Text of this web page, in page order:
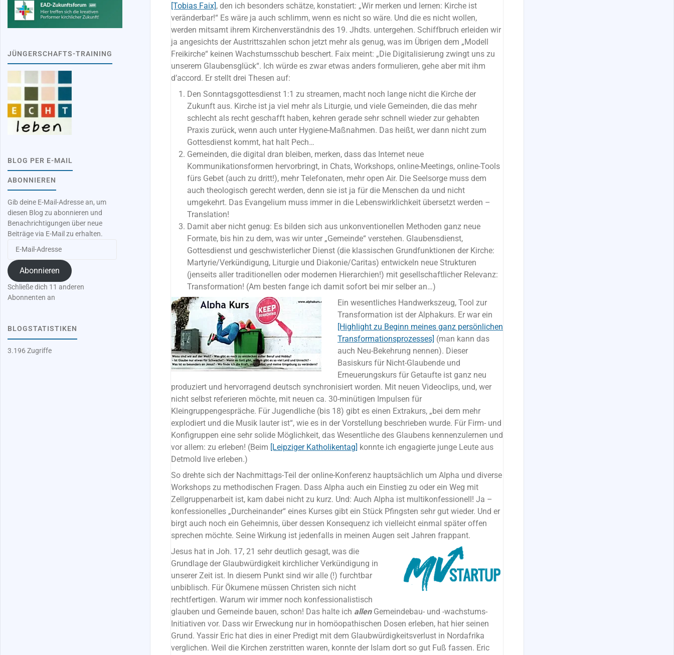
[Tobias Faix], den ich besonders schätze, konstatiert: „Wir merken und lernen: Kirche ist
veränderbar!“ Es wäre ja auch schlimm, wenn es nicht so wäre. Und die es nicht wollen,
werden mitsamt ihrem Kirchenverständnis des 19. Jhdts. untergehen. Schiffbruch erleiden wir
ja angesichts der Austrittszahlen schon jetzt mehr als genug, was im Übrigen dem „Modell
Freikirche“ keinen Wachstumsschub beschert. Faix meint: „Die Digitalisierung zwingt uns zu
unserem Glaubensglück“. Ich würde es zwar etwas anders formulieren, gehe aber mit ihm
d’accord. Er stellt drei Thesen auf:
Den Sonntagsgottesdienst 1:1 zu streamen, macht noch lange nicht die Kirche der
Zukunft aus. Kirche ist ja viel mehr als Liturgie, und viele Gemeinden, die das mehr
schlecht als recht geschafft haben, kehren gerade sehr schnell wieder zur gehabten
Praxis zurück, wenn auch unter Hygiene-Maßnahmen. Das heißt, wer dann nicht zum
Gottesdienst kommt, hat halt Pech…
Gemeinden, die digital dran bleiben, merken, dass das Internet neue
Kommunikationsformen hervorbringt, in Chats, Workshops, online-Meetings, online-Tools
fürs Gebet (auch zu dritt!), mehr Telefonaten, mehr open Air. Die Seelsorge muss dem
auch theologisch gerecht werden, denn sie ist ja für die Menschen da und nicht
umgekehrt. Das Evangelium muss immer in die Lebenswirklichkeit übersetzt werden –
Translation!
Damit aber nicht genug: Es bilden sich aus unkonventionellen Methoden ganz neue
Formate, bis hin zu dem, was wir unter „Gemeinde“ verstehen. Glaubensdienst,
Gottesdienst und geschwisterlicher Dienst (die klassischen Grundfunktionen der Kirche:
Martyrie/Verkündigung, Liturgie und Diakonie/Caritas) entwickeln neue Strukturen
(jenseits aller traditionellen oder modernen Hierarchien!) mit gesellschaftlicher Relevanz:
Transformation! (Am besten fange ich damit sofort bei mir selber an…)
Ein wesentliches Handwerkszeug, Tool zur
Transformation ist der Alphakurs. Er war ein
[Highlight zu Beginn meines ganz persönlichen
Transformationsprozesses] (man kann das
auch Neu-Bekehrung nennen). Dieser
Basiskurs für Nicht-Glaubende und
Erneuerungskurs für Getaufte ist ganz neu
produziert und hervorragend deutsch synchronisiert worden. Mit neuen Videoclips, und, wer
nicht selbst referieren möchte, mit neuen ca. 30-minütigen Impulsen für
Kleingruppengespräche. Für Jugendliche (bis 18) gibt es einen Extrakurs, „bei dem mehr
explodiert und die Musik lauter ist“, wie es in der Vorstellung beschrieben wurde. Für Firm- und
Konfigruppen eine sehr solide Möglichkeit, das Wesentliche des Glaubens kennenzulernen und
vor allem: zu erleben! (Beim [Leipziger Katholikentag] konnte ich engagierte junge Leute aus
Detmold live erleben.)
So drehte sich der Nachmittags-Teil der online-Konferenz hauptsächlich um Alpha und diverse
Workshops zu methodischen Fragen. Dass Alpha auch ein Einstieg zu oder ein Weg mit
Zellgruppenarbeit ist, kam dabei nicht zu kurz. Und: Auch Alpha ist multikonfessionell! Ja –
konfessionelles „Durcheinander“ eines Kurses gibt ein Stück Pfingsten sehr gut wieder. Und er
birgt auch noch ein Geheimnis, über dessen Konsequenz ich vielleicht einmal später offen
sprechen möchte. Seine Wirkung ist jedenfalls in meinen Augen seit Jahren frappant.
Jesus hat in Joh. 17, 21 sehr deutlich gesagt, was die
Grundlage der Glaubwürdigkeit kirchlicher Verkündigung in
unserer Zeit ist. In diesem Punkt sind wir alle (!) furchtbar
unbiblisch. Für Ökumene müssen Christen sich nicht
rechtfertigen. Warum wir immer noch konfessionalistisch
glauben und Gemeinde bauen, schon! Das halte ich allenGemeindebau- und -wachstums-
Initiativen vor. Dass wir Erweckung nur in homöopathischen Dosen erleben, hat hier seinen
Grund. Yassir Eric hat dies in einer Predigt mit dem Glaubwürdigkeitsverlust in Nordafrika
verglichen. Weil die Kirchen zerstritten waren, konnte der Islam dort so gut Fuß fassen. Eric
JÜNGERSCHAFTS-TRAINING
BLOG PER E-MAIL
ABONNIEREN
Gib deine E-Mail-Adresse an, um
diesen Blog zu abonnieren und
Benachrichtigungen über neue
Beiträge via E-Mail zu erhalten.
Mail-
Adresse
Abonnieren
Schließe dich 11 anderen
Abonnenten an
BLOGSTATISTIKEN
3.196 Zugriffe